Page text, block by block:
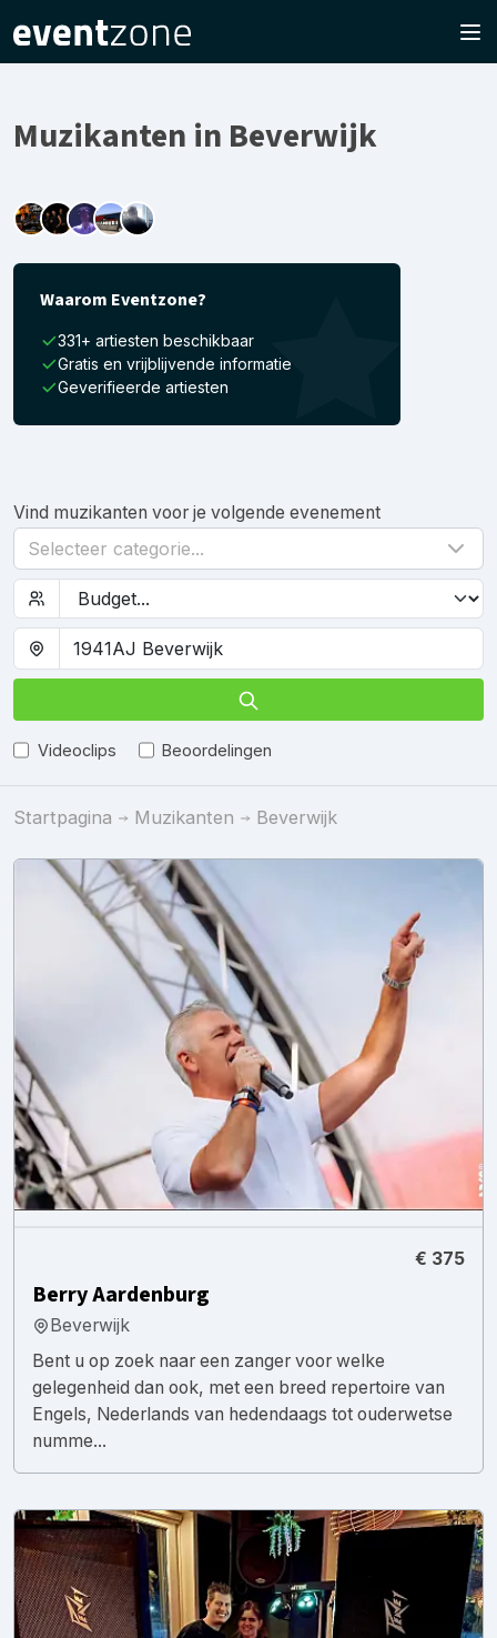
Muzikanten in Beverwijk
Waarom Eventzone?
331+ artiesten beschikbaar
Gratis en vrijblijvende informatie
Geverifieerde artiesten
Vind muzikanten voor je volgende evenement
Selecteer categorie...
Videoclips Beoordelingen
Startpagina Muzikanten Beverwijk
€ 375
Berry Aardenburg
Beverwijk
Bent u op zoek naar een zanger voor welke
gelegenheid dan ook, met een breed repertoire van
Engels, Nederlands van hedendaags tot ouderwetse
numme...